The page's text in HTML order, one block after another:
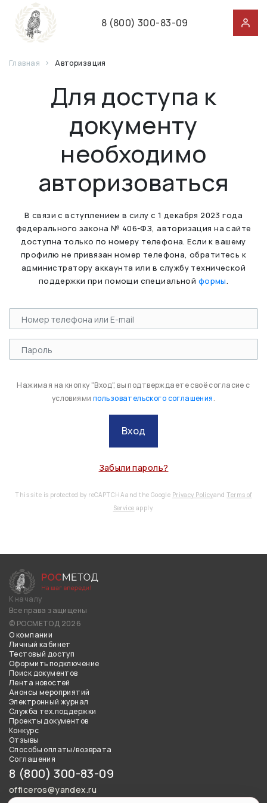
8 (800) 300-83-09
Главная Авторизация
Для доступа к
документу
необходимо
авторизоваться
В связи с вступлением в силу с 1 декабря 2023 года
федерального закона № 406-ФЗ, авторизация на сайте
доступна только по номеру телефона. Если к вашему
профилю не привязан номер телефона, обратитесь к
администратору аккаунта или в службу технической
поддержки при помощи специальной формы.
Нажимая на кнопку "Вход", вы подтверждаете своё согласие с
условиями пользовательского соглашения.
Вход
Забыли пароль?
This site is protected by reCAPTCHA and the Google Privacy PolicyandTerms of
Service apply.
К началу
Все права защищены
© РОСМЕТОД 2026
О компании
Личный кабинет
Тестовый доступ
Оформить подключение
Поиск документов
Лента новостей
Анонсы мероприятий
Электронный журнал
Служба тех.поддержки
Проекты документов
Конкурс
Отзывы
Способы оплаты/возврата
Соглашения
8 (800) 300-83-09
officeros@yandex.ru